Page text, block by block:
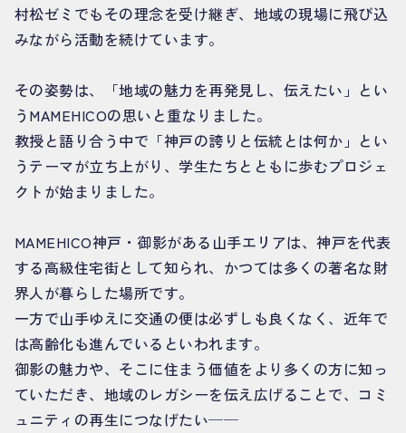
村松ゼミでもその理念を受け継ぎ、地域の現場に飛び込
みながら活動を続けています。
その姿勢は、「地域の魅力を再発見し、伝えたい」とい
うMAMEHICOの思いと重なりました。
教授と語り合う中で「神戸の誇りと伝統とは何か」とい
うテーマが立ち上がり、学生たちとともに歩むプロジェ
クトが始まりました。
MAMEHICO神戸・御影がある山手エリアは、神戸を代表
する高級住宅街として知られ、かつては多くの著名な財
界人が暮らした場所です。
一方で山手ゆえに交通の便は必ずしも良くなく、近年で
は高齢化も進んでいるといわれます。
御影の魅力や、そこに住まう価値をより多くの方に知っ
ていただき、地域のレガシーを伝え広げることで、コミ
ュニティの再生につなげたい──